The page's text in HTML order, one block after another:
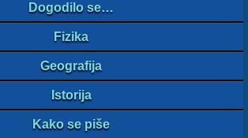
Dogodilo se…
Fizika
Geografija
Istorija
Kako se piše